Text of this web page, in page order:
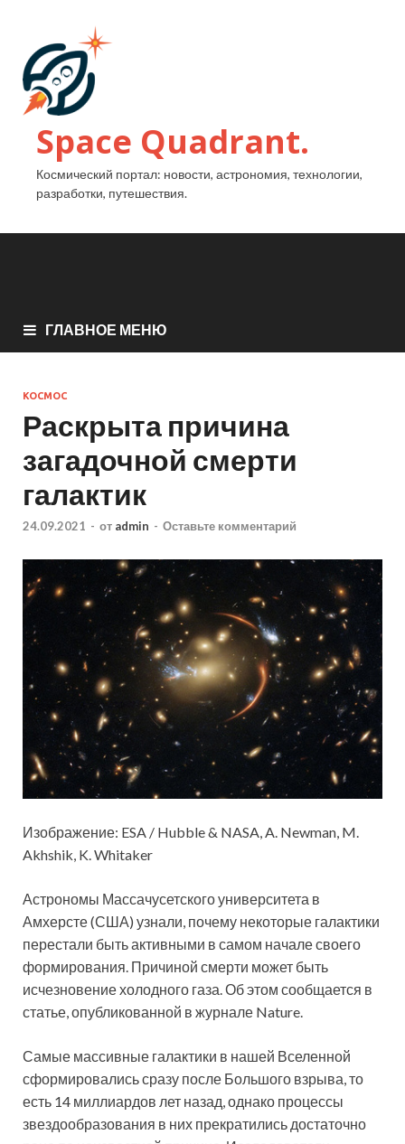
Space Quadrant.
Космический портал: новости, астрономия, технологии,
разработки, путешествия.
ГЛАВНОЕ МЕНЮ
КОСМОС
Раскрыта причина
загадочной смерти
галактик
24.09.2021 - от admin - Оставьте комментарий
Изображение: ESA / Hubble & NASA, A. Newman, M.
Akhshik, K. Whitaker
Астрономы Массачусетского университета в
Амхерсте (США) узнали, почему некоторые галактики
перестали быть активными в самом начале своего
формирования. Причиной смерти может быть
исчезновение холодного газа. Об этом сообщается в
статье, опубликованной в журнале Nature.
Самые массивные галактики в нашей Вселенной
сформировались сразу после Большого взрыва, то
есть 14 миллиардов лет назад, однако процессы
звездообразования в них прекратились достаточно